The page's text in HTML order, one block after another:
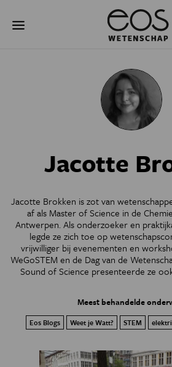
naar
NATUURWETENSCHAPPEN
PSYCHE & BREIN
JONGE UITDAGERS
Jacotte
Jacotte Brokken is zot van
af als Master of Science in de
Antwerpen. Als onderzoeker en
legde ze zich toe op
vrijwilliger bij evenementen en
WeGoSTEM en de Dag van de
Sound of Science presenteerde ze
Meest behandelde
Eos Blogs Weet je Watt? STEM